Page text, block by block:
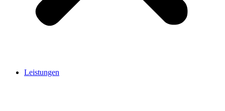
Leistungen